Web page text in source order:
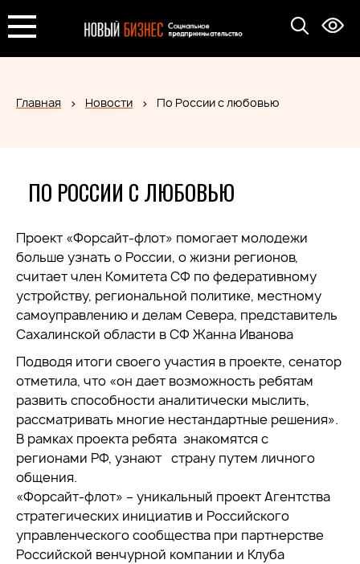
Главная Новости По России с любовью
ПО РОССИИ С ЛЮБОВЬЮ
Проект «Форсайт-флот» помогает молодежи
больше узнать о России, о жизни регионов,
считает член Комитета СФ по федеративному
устройству, региональной политике, местному
самоуправлению и делам Севера, представитель
Сахалинской области в СФ Жанна Иванова
Подводя итоги своего участия в проекте, сенатор
отметила, что «он дает возможность ребятам
развить способности аналитически мыслить,
рассматривать многие нестандартные решения».
В рамках проекта ребята знакомятся с
регионами РФ, узнают страну путем личного
общения.
«Форсайт-флот» – уникальный проект Агентства
стратегических инициатив и Российского
управленческого сообщества при партнерстве
Российской венчурной компании и Клуба